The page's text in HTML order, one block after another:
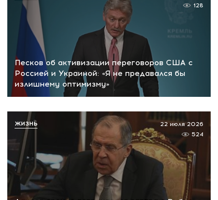
Песков об активизации переговоров США с
Россией и Украиной: «Я не предавался бы
излишнему оптимизму»
128
22 июля 2026
524
ЖИЗНЬ